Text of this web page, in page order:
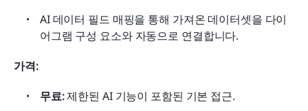
AI 데이터 필드 매핑을 통해 가져온 데이터셋을 다이
어그램 구성 요소와 자동으로 연결합니다.
가격:
무료: 제한된 AI 기능이 포함된 기본 접근.